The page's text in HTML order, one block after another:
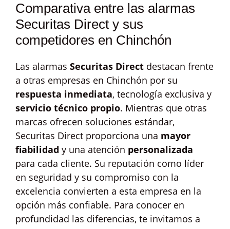
Comparativa entre las alarmas
Securitas Direct y sus
competidores en Chinchón
Las alarmas Securitas Direct destacan frente
a otras empresas en Chinchón por su
respuesta inmediata, tecnología exclusiva y
servicio técnico propio. Mientras que otras
marcas ofrecen soluciones estándar,
Securitas Direct proporciona una mayor
fiabilidad y una atención personalizada
para cada cliente. Su reputación como líder
en seguridad y su compromiso con la
excelencia convierten a esta empresa en la
opción más confiable. Para conocer en
profundidad las diferencias, te invitamos a